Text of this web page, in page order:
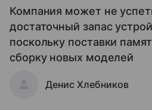
Компания может не
достаточный запас
поскольку поставки
сборку новых моделей
Денис Хлебников